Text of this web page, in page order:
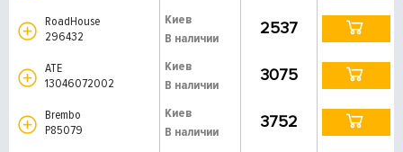
RoadHouse
296432
Киев
В наличии
2537
ATE
13046072002
Киев
В наличии
3075
Brembo
P85079
Киев
В наличии
3752